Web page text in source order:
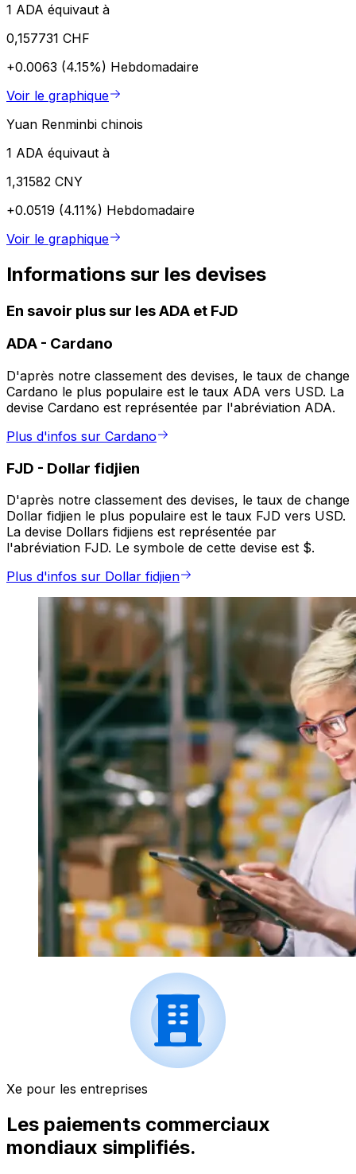
1 ADA équivaut à
0,157731 CHF
+0.0063 (4.15%) Hebdomadaire
Voir le graphique
Yuan Renminbi chinois
1 ADA équivaut à
1,31582 CNY
+0.0519 (4.11%) Hebdomadaire
Voir le graphique
Informations sur les devises
En savoir plus sur les ADA et FJD
ADA - Cardano
D'après notre classement des devises, le taux de change
Cardano le plus populaire est le taux ADA vers USD. La
devise Cardano est représentée par l'abréviation ADA.
Plus d'infos sur Cardano
FJD - Dollar fidjien
D'après notre classement des devises, le taux de change
Dollar fidjien le plus populaire est le taux FJD vers USD.
La devise Dollars fidjiens est représentée par
l'abréviation FJD. Le symbole de cette devise est $.
Plus d'infos sur Dollar fidjien
Xe pour les entreprises
Les paiements commerciaux
mondiaux simplifiés.